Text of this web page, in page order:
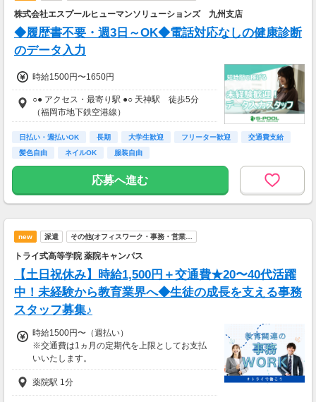
…毎月の売り上げ目標の到達率に合わせて
インセンティブを支給します！
忙しい時期は大変なこともありますが、
株式会社エスプールヒューマンソリューションズ 九州支店
◆履歴書不要・週3日～OK◆電話対応なしの健康診断
のデータ入力
時給1500円〜1650円
○● アクセス・最寄り駅 ●○ 天神駅 徒歩5分
（福岡市地下鉄空港線）
日払い・週払いOK 長期 大学生歓迎 フリーター歓迎
交通費支給
髪色自由
ネイルOK 服装自由
応募へ進む
new 派遣 その他(オフィスワーク・事務・営業…
トライ式高等学院 薬院キャンパス
【土日祝休み】時給1,500円＋交通費★20〜40代活躍
中！未経験から教育業界へ◆生徒の成長を支える事務
スタッフ募集♪
時給1500円〜（週払い）
※交通費は1ヵ月の定期代を上限としてお支払
いいたします。
お給料を即ゲット?
選べる【週払い・月1回】
薬院駅 1分